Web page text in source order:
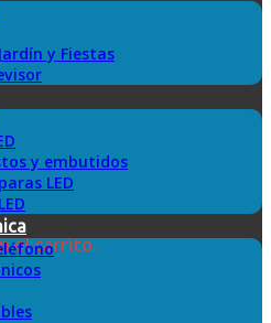
el carrito.
y Fiestas
y embutidos
LED